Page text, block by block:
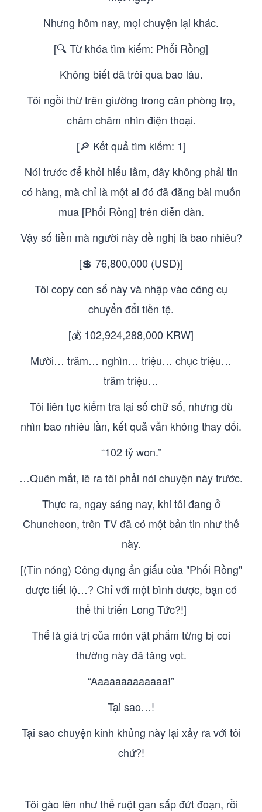
Nhưng hôm nay, mọi chuyện lại khác.
[🔍 Từ khóa tìm kiếm: Phổi Rồng]
Không biết đã trôi qua bao lâu.
Tôi ngồi thừ trên giường trong căn phòng trọ,
chăm chăm nhìn điện thoại.
[🔎 Kết quả tìm kiếm: 1]
Nói trước để khỏi hiểu lầm, đây không phải tin
có hàng, mà chỉ là một ai đó đã đăng bài muốn
mua [Phổi Rồng] trên diễn đàn.
Vậy số tiền mà người này đề nghị là bao nhiêu?
[💲 76,800,000 (USD)]
Tôi copy con số này và nhập vào công cụ
chuyển đổi tiền tệ.
[💰 102,924,288,000 KRW]
Mười… trăm… nghìn… triệu… chục triệu…
trăm triệu…
Tôi liên tục kiểm tra lại số chữ số, nhưng dù
nhìn bao nhiêu lần, kết quả vẫn không thay đổi.
“102 tỷ won.”
…Quên mất, lẽ ra tôi phải nói chuyện này trước.
Thực ra, ngay sáng nay, khi tôi đang ở
Chuncheon, trên TV đã có một bản tin như thế
này.
[(Tin nóng) Công dụng ẩn giấu của "Phổi Rồng"
được tiết lộ…? Chỉ với một bình dược, bạn có
thể thi triển Long Tức?!]
Thế là giá trị của món vật phẩm từng bị coi
thường này đã tăng vọt.
“Aaaaaaaaaaaaa!”
Tại sao…!
Tại sao chuyện kinh khủng này lại xảy ra với tôi
chứ?!
Tôi gào lên như thể ruột gan sắp đứt đoạn, rồi